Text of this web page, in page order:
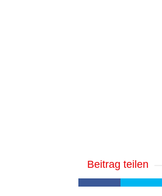
Beitrag teilen